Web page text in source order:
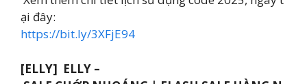
ại đây:
https://bit.ly/3XFjE94
[ELLY] ELLY –